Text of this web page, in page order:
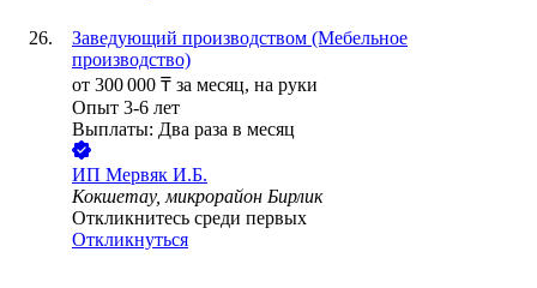
Заведующий производством (Мебельное
производство)
от 300 000 ₸ за месяц, на руки
Опыт 3-6 лет
Выплаты: Два раза в месяц
ИП Мервяк И.Б.
Кокшетау, микрорайон Бирлик
Откликнитесь среди первых
Откликнуться